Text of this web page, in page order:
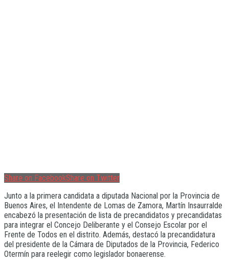
Share on FacebookShare on Twitter
Junto a la primera candidata a diputada Nacional por la Provincia de
Buenos Aires, el Intendente de Lomas de Zamora, Martín Insaurralde
encabezó la presentación de lista de precandidatos y precandidatas
para integrar el Concejo Deliberante y el Consejo Escolar por el
Frente de Todos en el distrito. Además, destacó la precandidatura
del presidente de la Cámara de Diputados de la Provincia, Federico
Otermín para reelegir como legislador bonaerense.